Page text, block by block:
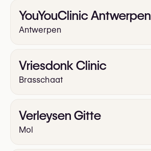
YouYouClinic Antwerpen
Antwerpen
Vriesdonk Clinic
Brasschaat
Verleysen Gitte
Mol